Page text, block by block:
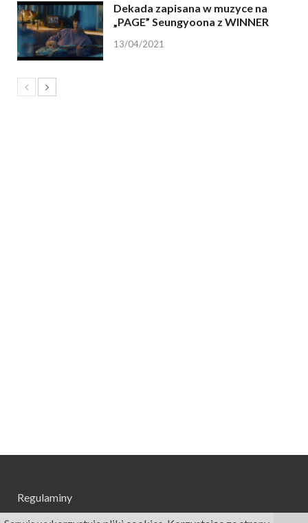
Dekada zapisana w muzyce na
„PAGE” Seungyoona z WINNER
13/04/2021
Regulaminy